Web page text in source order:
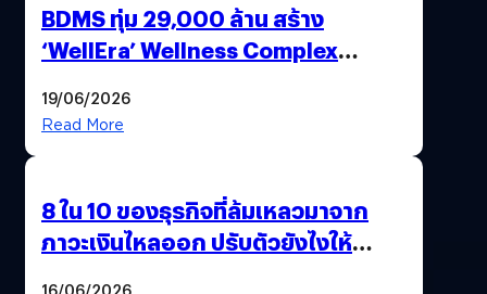
BDMS ทุ่ม 29,000 ล้าน สร้าง
‘WellEra’ Wellness Complex
Longevity
19/06/2026
Read More
8 ใน 10 ของธุรกิจที่ล้มเหลวมาจาก
ภาวะเงินไหลออก ปรับตัวยังไงให้
16/06/2026